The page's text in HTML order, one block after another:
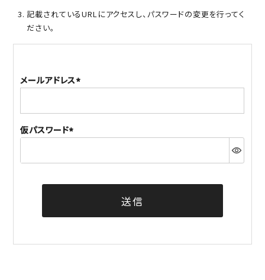
記載されているURLにアクセスし、パスワードの変更を行ってく
ださい。
メールアドレス
須)
仮パスワード
須)
送信